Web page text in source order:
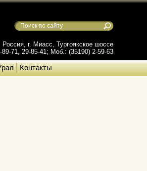
Россия, г. Миасс, Тургоякское шоссе
71, 29-85-41; Моб.: (35190) 2-59-63
Контакты